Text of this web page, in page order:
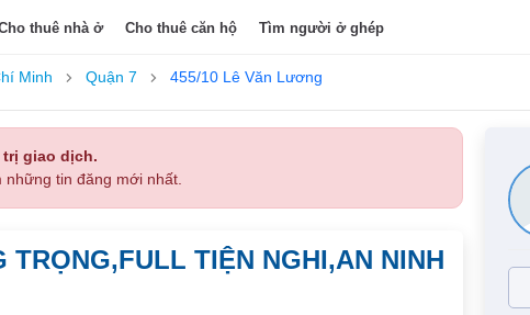
thuê nhà ở Cho thuê căn hộ Tìm người ở ghép
Minh Quận 7 455/10 Lê Văn Lương
giao dịch.
tin đăng mới nhất.
TRỌNG,FULL TIỆN NGHI,AN NINH